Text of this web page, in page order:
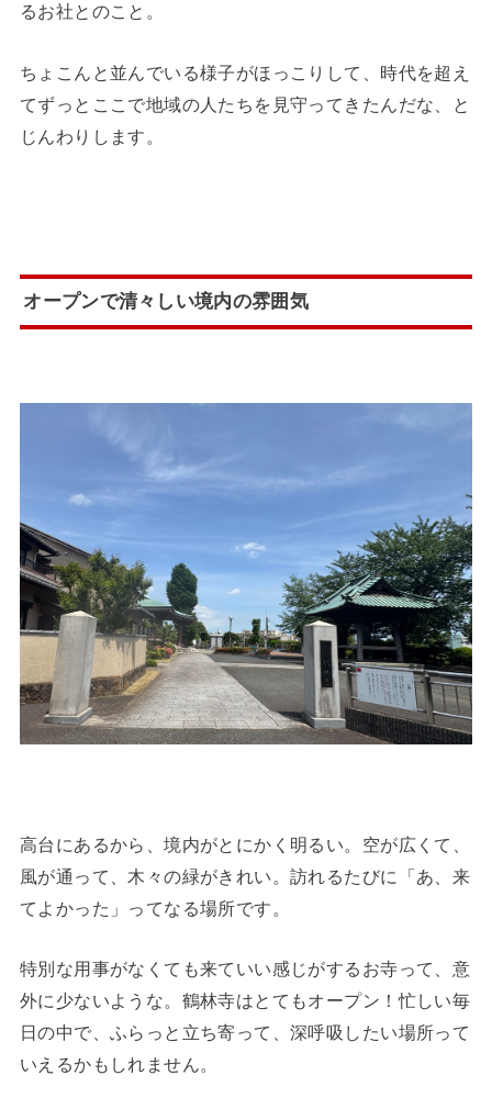
るお社とのこと。
ちょこんと並んでいる様子がほっこりして、時代を超え
てずっとここで地域の人たちを見守ってきたんだな、と
じんわりします。
オープンで清々しい境内の雰囲気
高台にあるから、境内がとにかく明るい。空が広くて、
風が通って、木々の緑がきれい。訪れるたびに「あ、来
てよかった」ってなる場所です。
特別な用事がなくても来ていい感じがするお寺って、意
外に少ないような。鶴林寺はとてもオープン！忙しい毎
日の中で、ふらっと立ち寄って、深呼吸したい場所って
いえるかもしれません。